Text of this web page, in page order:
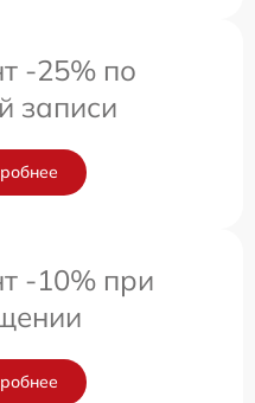
-25% по
записи
-10% при